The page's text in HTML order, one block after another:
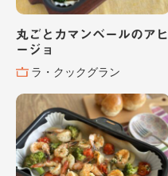
丸ごとカマンベールのアヒ
ージョ
ラ・クックグラン